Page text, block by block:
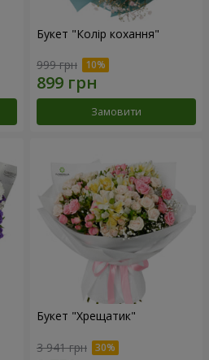
Букет "Колір кохання"
999 грн
Замовити
Букет "Хрещатик"
3 941 грн